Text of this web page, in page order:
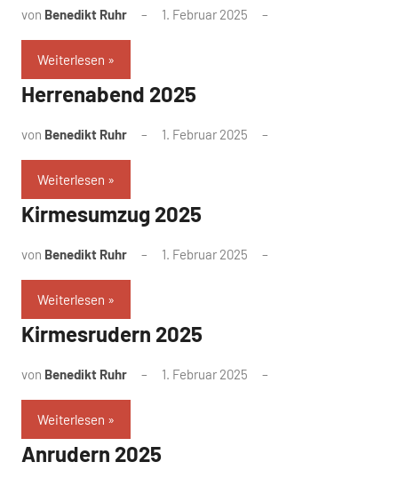
von Benedikt Ruhr 1. Februar 2025
Weiterlesen
Herrenabend 2025
von Benedikt Ruhr 1. Februar 2025
Weiterlesen
Kirmesumzug 2025
von Benedikt Ruhr 1. Februar 2025
Weiterlesen
Kirmesrudern 2025
von Benedikt Ruhr 1. Februar 2025
Weiterlesen
Anrudern 2025